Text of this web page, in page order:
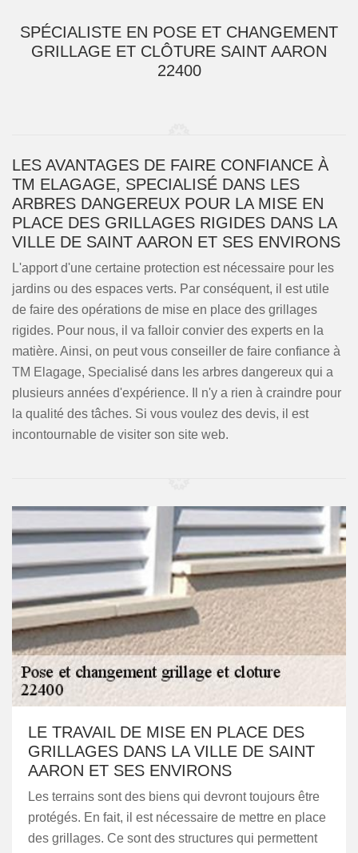
SPÉCIALISTE EN POSE ET CHANGEMENT
GRILLAGE ET CLÔTURE SAINT AARON
22400
LES AVANTAGES DE FAIRE CONFIANCE À
TM ELAGAGE, SPECIALISÉ DANS LES
ARBRES DANGEREUX POUR LA MISE EN
PLACE DES GRILLAGES RIGIDES DANS LA
VILLE DE SAINT AARON ET SES ENVIRONS
L'apport d'une certaine protection est nécessaire pour les
jardins ou des espaces verts. Par conséquent, il est utile
de faire des opérations de mise en place des grillages
rigides. Pour nous, il va falloir convier des experts en la
matière. Ainsi, on peut vous conseiller de faire confiance à
TM Elagage, Specialisé dans les arbres dangereux qui a
plusieurs années d'expérience. Il n'y a rien à craindre pour
la qualité des tâches. Si vous voulez des devis, il est
incontournable de visiter son site web.
LE TRAVAIL DE MISE EN PLACE DES
GRILLAGES DANS LA VILLE DE SAINT
AARON ET SES ENVIRONS
Les terrains sont des biens qui devront toujours être
protégés. En fait, il est nécessaire de mettre en place
des grillages. Ce sont des structures qui permettent